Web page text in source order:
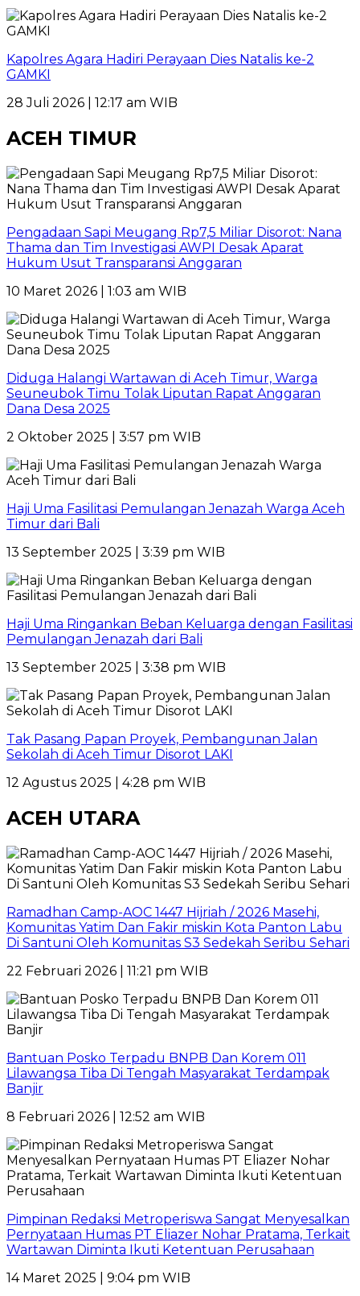
Kapolres Agara Hadiri Perayaan Dies Natalis ke-2
GAMKI
28 Juli 2026 | 12:17 am WIB
ACEH TIMUR
Pengadaan Sapi Meugang Rp7,5 Miliar Disorot: Nana
Thama dan Tim Investigasi AWPI Desak Aparat
Hukum Usut Transparansi Anggaran
10 Maret 2026 | 1:03 am WIB
Diduga Halangi Wartawan di Aceh Timur, Warga
Seuneubok Timu Tolak Liputan Rapat Anggaran
Dana Desa 2025
2 Oktober 2025 | 3:57 pm WIB
Haji Uma Fasilitasi Pemulangan Jenazah Warga Aceh
Timur dari Bali
13 September 2025 | 3:39 pm WIB
Haji Uma Ringankan Beban Keluarga dengan Fasilitasi
Pemulangan Jenazah dari Bali
13 September 2025 | 3:38 pm WIB
Tak Pasang Papan Proyek, Pembangunan Jalan
Sekolah di Aceh Timur Disorot LAKI
12 Agustus 2025 | 4:28 pm WIB
ACEH UTARA
Ramadhan Camp-AOC 1447 Hijriah / 2026 Masehi,
Komunitas Yatim Dan Fakir miskin Kota Panton Labu
Di Santuni Oleh Komunitas S3 Sedekah Seribu Sehari
22 Februari 2026 | 11:21 pm WIB
Bantuan Posko Terpadu BNPB Dan Korem 011
Lilawangsa Tiba Di Tengah Masyarakat Terdampak
Banjir
8 Februari 2026 | 12:52 am WIB
Pimpinan Redaksi Metroperiswa Sangat Menyesalkan
Pernyataan Humas PT Eliazer Nohar Pratama, Terkait
Wartawan Diminta Ikuti Ketentuan Perusahaan
14 Maret 2025 | 9:04 pm WIB